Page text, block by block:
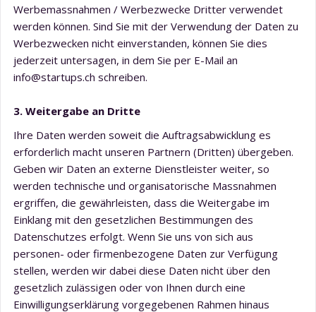
Werbemassnahmen / Werbezwecke Dritter verwendet
werden können. Sind Sie mit der Verwendung der Daten zu
Werbezwecken nicht einverstanden, können Sie dies
jederzeit untersagen, in dem Sie per E-Mail an
info@startups.ch schreiben.
3. Weitergabe an Dritte
Ihre Daten werden soweit die Auftragsabwicklung es
erforderlich macht unseren Partnern (Dritten) übergeben.
Geben wir Daten an externe Dienstleister weiter, so
werden technische und organisatorische Massnahmen
ergriffen, die gewährleisten, dass die Weitergabe im
Einklang mit den gesetzlichen Bestimmungen des
Datenschutzes erfolgt. Wenn Sie uns von sich aus
personen- oder firmenbezogene Daten zur Verfügung
stellen, werden wir dabei diese Daten nicht über den
gesetzlich zulässigen oder von Ihnen durch eine
Einwilligungserklärung vorgegebenen Rahmen hinaus